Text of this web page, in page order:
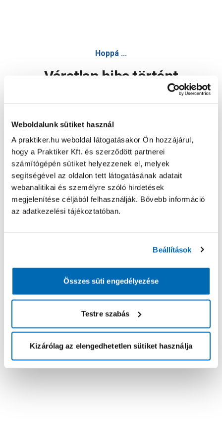
Weboldalunk sütiket használ
A praktiker.hu weboldal látogatásakor Ön hozzájárul,
hogy a Praktiker Kft. és szerződött partnerei
számítógépén sütiket helyezzenek el, melyek
segítségével az oldalon tett látogatásának adatait
webanalitikai és személyre szóló hirdetések
megjelenítése céljából felhasználják. Bővebb információ
az adatkezelési tájékoztatóban.
Beállítások
Összes süti engedélyezése
Testre szabás
Kizárólag az elengedhetetlen sütiket használja
Hoppá ...
Váratlan hiba történt
Oldal újratöltése